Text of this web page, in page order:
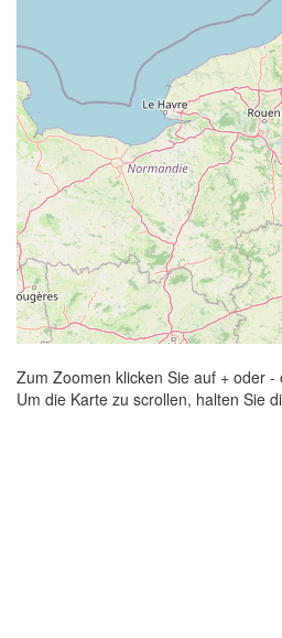
Zum Zoomen klicken Sie auf + oder -
Um die Karte zu scrollen, halten Sie